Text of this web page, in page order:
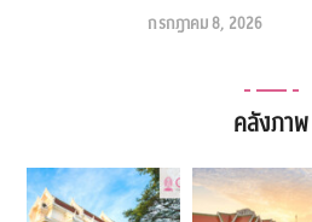
กรกฎาคม 8, 2026
คลังภาพ